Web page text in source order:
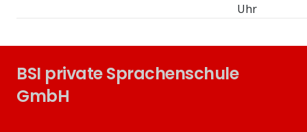
Uhr
BSI private Sprachenschule
GmbH